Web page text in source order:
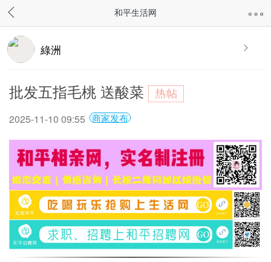
和平生活网
綠洲
批发五指毛桃 送酸菜
2025-11-10 09:55 商家发布